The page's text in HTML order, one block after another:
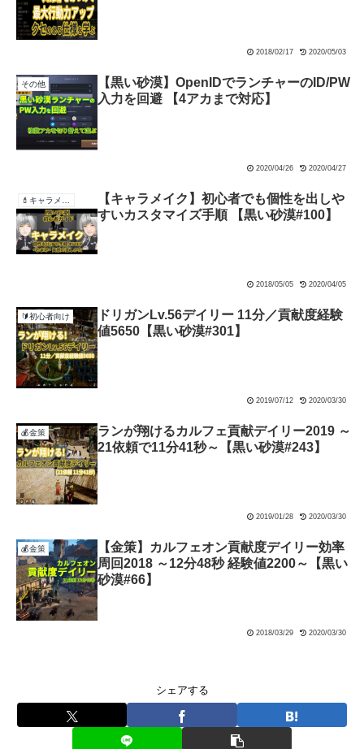
2018/02/17 2020/05/03
その他
【黒い砂漠】OpenIDでランチャーのID/PW
入力を回避 【4アカまで対応】
2020/04/26 2020/04/27
【キャラメイク】初心者でも個性を出しや
すいカスタマイズ手順 【黒い砂漠#100】
2018/05/05 2020/04/05
🔰初心者向け
ドリガンLv.56デイリー 11分／貢献度経験
値5650【黒い砂漠#301】
2019/07/12 2020/03/30
💰金策
ランが翔けるカルフェ貢献デイリー2019 ～
21依頼で11分41秒～【黒い砂漠#243】
2019/01/28 2020/03/30
💰金策
【金策】カルフェオン貢献度デイリー効率
周回2018 ～12分48秒 経験値2200～【黒い
砂漠#66】
2018/03/29 2020/03/30
シェアする